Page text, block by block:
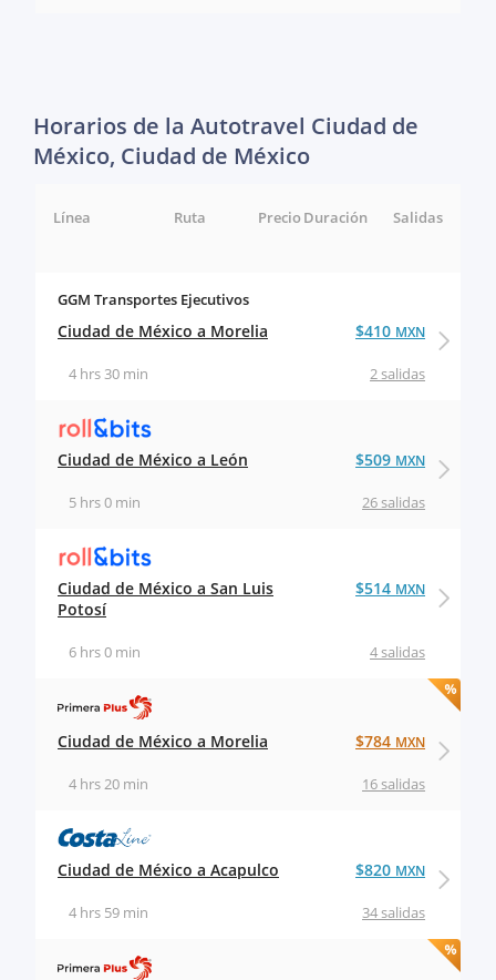
Horarios de la Autotravel Ciudad de
México, Ciudad de México
Línea Ruta Salidas
Duración
Precio
GGM Transportes Ejecutivos
Ciudad de México a Morelia
2 salidas
4 hrs 30 min
$410 MXN
Ciudad de México a León
26 salidas
5 hrs 0 min
$509 MXN
Ciudad de México a San Luis
Potosí
4 salidas
6 hrs 0 min
$514 MXN
Ciudad de México a Morelia
16 salidas
4 hrs 20 min
$784 MXN
Ciudad de México a Acapulco
34 salidas
4 hrs 59 min
$820 MXN